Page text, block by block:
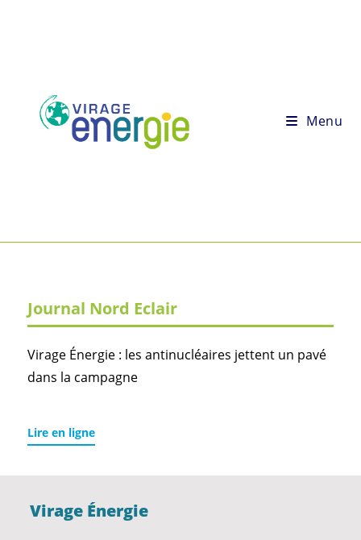
Menu
Journal Nord Eclair
Virage Énergie : les antinucléaires jettent un pavé
dans la campagne
Lire en ligne
Virage Énergie